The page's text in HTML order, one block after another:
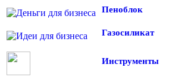
Пеноблок
Газосиликат
Инструменты